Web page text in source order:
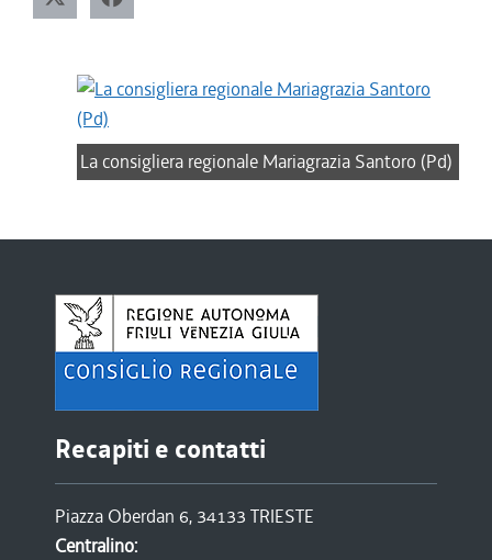
La consigliera regionale Mariagrazia Santoro (Pd)
Recapiti e contatti
Piazza Oberdan 6, 34133 TRIESTE
Centralino: